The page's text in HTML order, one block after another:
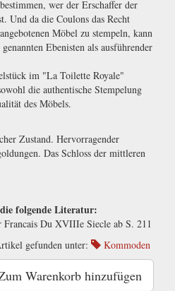
wer der Erschaffer der
Und da die Coulons das Recht
Möbel zu stempeln, kann
Ebenisten als ausführender
im "La Toilette Royale"
die authentische Stempelung
des Möbels.
Zustand. Hervorragender
Das Schloss der mittleren
folgende Literatur:
Du XVIIIe Siecle ab S. 211
gefunden unter:
Kommoden
Warenkorb hinzufügen